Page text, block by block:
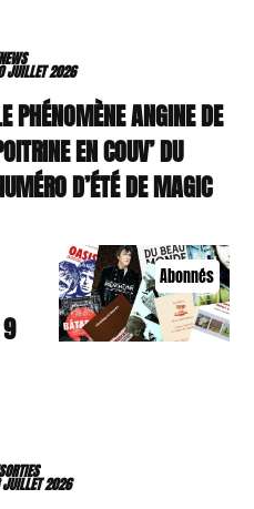
JUILLET 2026
PHÉNOMÈNE ANGINE DE
EN COUV’ DU
D’ÉTÉ DE MAGIC
Abonnés
2026